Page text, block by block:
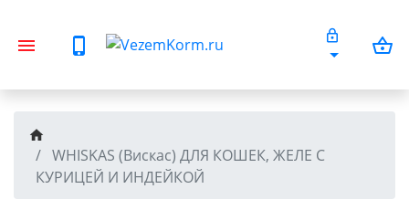
WHISKAS (Вискас) ДЛЯ КОШЕК, ЖЕЛЕ С
КУРИЦЕЙ И ИНДЕЙКОЙ